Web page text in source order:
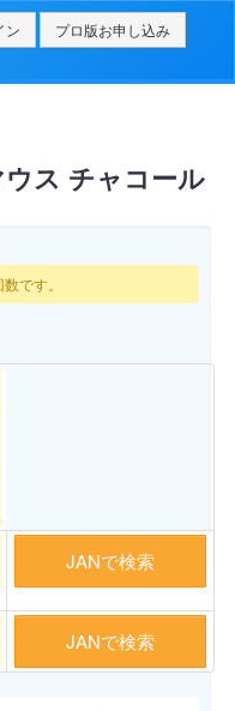
ン プロ版お申し込み
ス チャコール
です。
JANで検索
JANで検索